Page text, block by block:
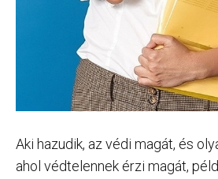
Aki hazudik, az védi magát, és
ahol védtelennek érzi magát,